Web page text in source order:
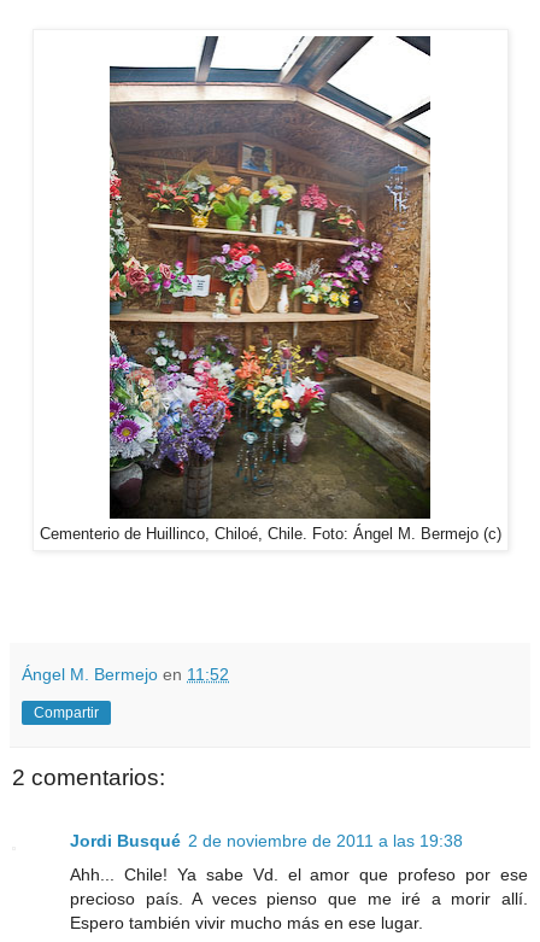
Cementerio de Huillinco, Chiloé, Chile. Foto: Ángel M. Bermejo (c)
Ángel M. Bermejo en 11:52
Compartir
2 comentarios:
Jordi Busqué 2 de noviembre de 2011 a las 19:38
Ahh... Chile! Ya sabe Vd. el amor que profeso por ese
precioso país. A veces pienso que me iré a morir allí.
Espero también vivir mucho más en ese lugar.